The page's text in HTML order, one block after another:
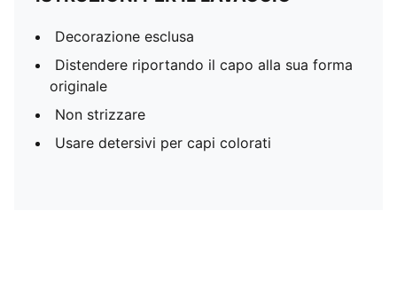
Decorazione esclusa
Distendere riportando il capo alla sua forma
originale
Non strizzare
Usare detersivi per capi colorati